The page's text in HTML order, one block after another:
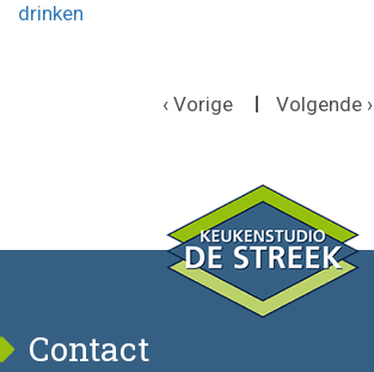
drinken
‹ Vorige Volgende ›
Contact